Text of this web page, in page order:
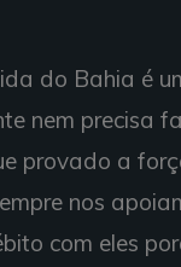
do Bahia é
nem precisa
provado a
nos
com eles